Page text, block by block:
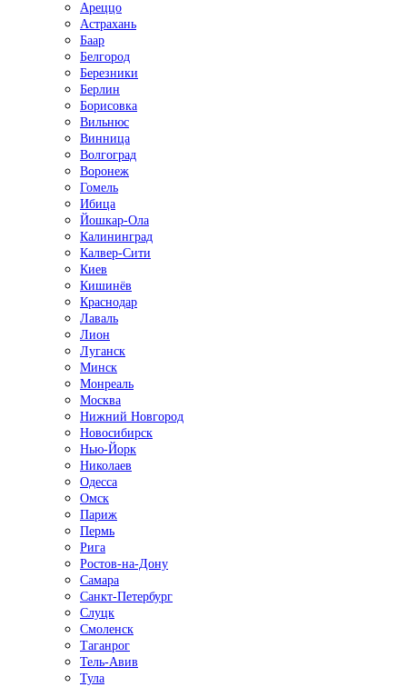
Ареццо
Астрахань
Баар
Белгород
Березники
Берлин
Борисовка
Вильнюс
Винница
Волгоград
Воронеж
Гомель
Ибица
Йошкар-Ола
Калининград
Калвер-Сити
Киев
Кишинёв
Краснодар
Лаваль
Лион
Луганск
Минск
Монреаль
Москва
Нижний Новгород
Новосибирск
Нью-Йорк
Николаев
Одесса
Омск
Париж
Пермь
Рига
Ростов-на-Дону
Самара
Санкт-Петербург
Слуцк
Смоленск
Таганрог
Тель-Авив
Тула